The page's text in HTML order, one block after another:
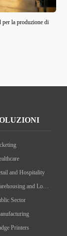
per la produzione di
and Hospitality
Warehousing and Logistics
Sector
Printers